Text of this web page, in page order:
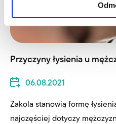
Przyczyny łysienia u
06.08.2021
Zakola stanowią formę
najczęściej dotyczy